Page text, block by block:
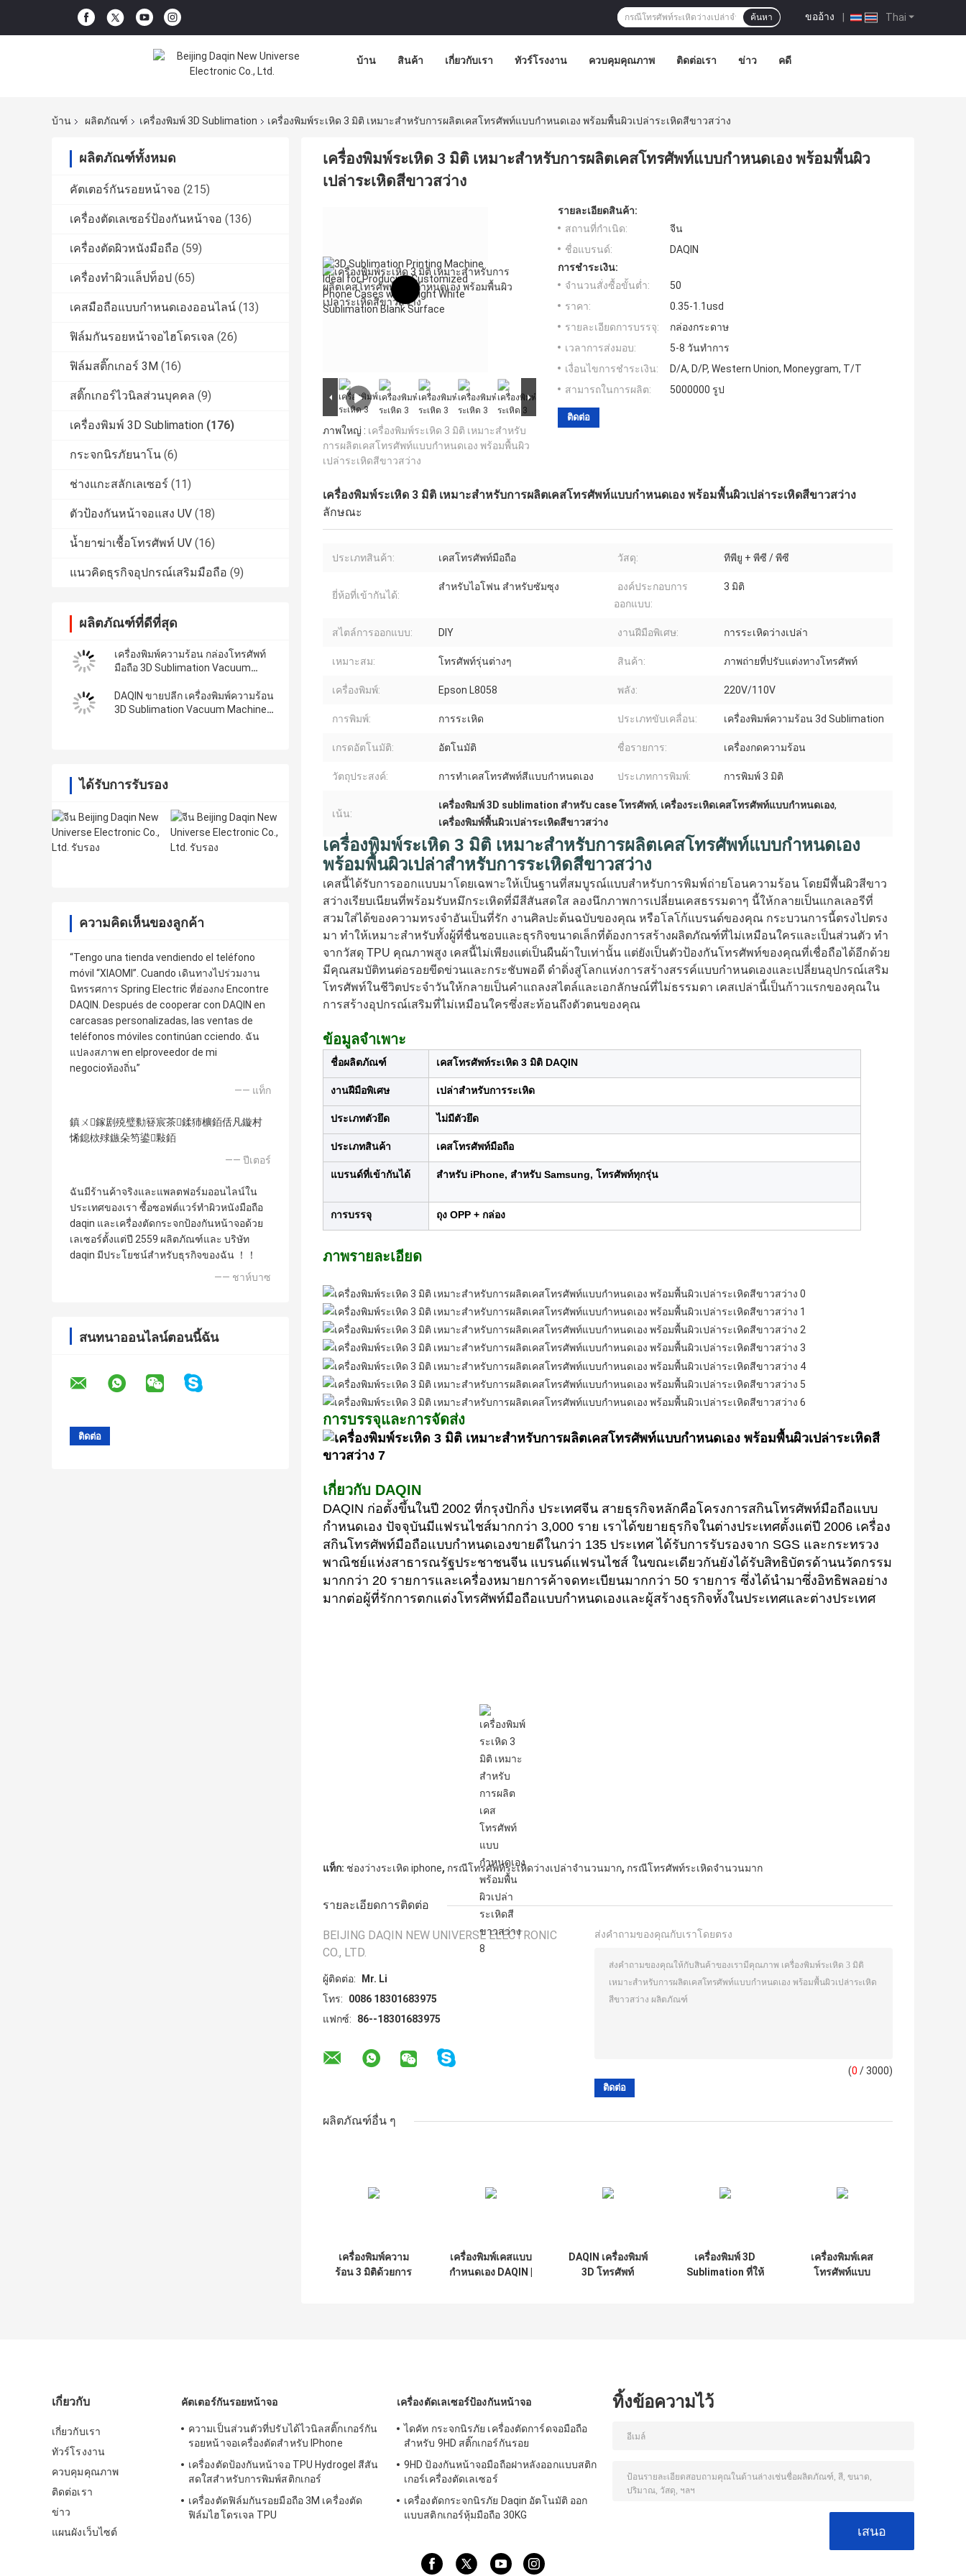
Thai
ขออ้าง |
ค้นหา
บ้าน สินค้า เกี่ยวกับเรา ทัวร์โรงงาน ควบคุมคุณภาพ ติดต่อเรา ข่าว คดี
บ้าน ผลิตภัณฑ์ เครื่องพิมพ์ 3D Sublimation เครื่องพิมพ์ระเหิด 3 มิติ เหมาะสำหรับการผลิตเคสโทรศัพท์แบบกำหนดเอง พร้อมพื้นผิวเปล่าระเหิดสีขาวสว่าง
ผลิตภัณฑ์ทั้งหมด
คัตเตอร์กันรอยหน้าจอ (215)
เครื่องตัดเลเซอร์ป้องกันหน้าจอ (136)
เครื่องตัดผิวหนังมือถือ (59)
เครื่องทำผิวแล็ปท็อป (65)
เคสมือถือแบบกำหนดเองออนไลน์ (13)
ฟิล์มกันรอยหน้าจอไฮโดรเจล (26)
ฟิล์มสติ๊กเกอร์ 3M (16)
สติ๊กเกอร์ไวนิลส่วนบุคคล (9)
เครื่องพิมพ์ 3D Sublimation (176)
กระจกนิรภัยนาโน (6)
ช่างแกะสลักเลเซอร์ (11)
ตัวป้องกันหน้าจอแสง UV (18)
น้ำยาฆ่าเชื้อโทรศัพท์ UV (16)
แนวคิดธุรกิจอุปกรณ์เสริมมือถือ (9)
ผลิตภัณฑ์ที่ดีที่สุด
เครื่องพิมพ์ความร้อน กล่องโทรศัพท์
มือถือ 3D Sublimation Vacuum
DAQIN ขายปลีก เครื่องพิมพ์ความร้อน
3D Sublimation Vacuum Machine
ได้รับการรับรอง
ความคิดเห็นของลูกค้า
“Tengo una tienda vendiendo el teléfono
móvil “XIAOMI”. Cuando เดินทางไปร่วมงาน
นิทรรศการ Spring Electric ที่ฮ่องกง Encontre
DAQIN. Después de cooperar con DAQIN en
carcasas personalizadas, las ventas de
teléfonos móviles continúan cciendo. ฉัน
แปลงสภาพ en elproveedor de mi
negocioท้องถิ่น”
—— แท็ก
鎮ㄨ鎵剧殑璧勬簮宸茶鍒犻櫎銆佸凡鏇村
悕鎴栨殏鏃朵笉鍙敤銆
—— ปีเตอร์
ฉันมีร้านค้าจริงและแพลตฟอร์มออนไลน์ใน
ประเทศของเรา ซื้อซอฟต์แวร์ทำผิวหนังมือถือ
daqin และเครื่องตัดกระจกป้องกันหน้าจอด้วย
เลเซอร์ตั้งแต่ปี 2559 ผลิตภัณฑ์และ บริษัท
daqin มีประโยชน์สำหรับธุรกิจของฉัน ！！
—— ชาห์บาซ
สนทนาออนไลน์ตอนนี้ฉัน
เครื่องพิมพ์ระเหิด 3 มิติ เหมาะสำหรับการผลิตเคสโทรศัพท์แบบกำหนดเอง พร้อมพื้นผิว
เปล่าระเหิดสีขาวสว่าง
ภาพใหญ่ : เครื่องพิมพ์ระเหิด 3 มิติ เหมาะสำหรับ
การผลิตเคสโทรศัพท์แบบกำหนดเอง พร้อมพื้นผิว
เปล่าระเหิดสีขาวสว่าง
รายละเอียดสินค้า:
สถานที่กำเนิด:
จีน
ชื่อแบรนด์:
DAQIN
การชำระเงิน:
จำนวนสั่งซื้อขั้นต่ำ:
50
ราคา:
0.35-1.1usd
รายละเอียดการบรรจุ:
กล่องกระดาษ
เวลาการส่งมอบ:
5-8 วันทำการ
เงื่อนไขการชำระเงิน:
D/A, D/P, Western Union, Moneygram, T/T
สามารถในการผลิต:
5000000 รูป
ติดต่อ
เครื่องพิมพ์ระเหิด 3 มิติ เหมาะสำหรับการผลิตเคสโทรศัพท์แบบกำหนดเอง พร้อมพื้นผิวเปล่าระเหิดสีขาวสว่าง
ลักษณะ
ประเภทสินค้า: เคสโทรศัพท์มือถือ วัสดุ: ทีพียู + พีซี / พีซี
ยี่ห้อที่เข้ากันได้:
สำหรับไอโฟน สำหรับซัมซุง
องค์ประกอบการ
ออกแบบ:
3 มิติ
สไตล์การออกแบบ: DIY งานฝีมือพิเศษ: การระเหิดว่างเปล่า
เหมาะสม: โทรศัพท์รุ่นต่างๆ สินค้า: ภาพถ่ายที่ปรับแต่งทางโทรศัพท์
เครื่องพิมพ์: Epson L8058 พลัง: 220V/110V
การพิมพ์: การระเหิด ประเภทขับเคลื่อน: เครื่องพิมพ์ความร้อน 3d Sublimation
เกรดอัตโนมัติ: อัตโนมัติ ชื่อรายการ: เครื่องกดความร้อน
วัตถุประสงค์: การทำเคสโทรศัพท์สีแบบกำหนดเอง ประเภทการพิมพ์: การพิมพ์ 3 มิติ
เน้น:
เครื่องพิมพ์ 3D sublimation สําหรับ case โทรศัพท์, เครื่องระเหิดเคสโทรศัพท์แบบกำหนดเอง,
เครื่องพิมพ์พื้นผิวเปล่าระเหิดสีขาวสว่าง
เครื่องพิมพ์ระเหิด 3 มิติ เหมาะสำหรับการผลิตเคสโทรศัพท์แบบกำหนดเอง
พร้อมพื้นผิวเปล่าสำหรับการระเหิดสีขาวสว่าง
เคสนี้ได้รับการออกแบบมาโดยเฉพาะให้เป็นฐานที่สมบูรณ์แบบสำหรับการพิมพ์ถ่ายโอนความร้อน โดยมีพื้นผิวสีขาว
สว่างเรียบเนียนที่พร้อมรับหมึกระเหิดที่มีสีสันสดใส ลองนึกภาพการเปลี่ยนเคสธรรมดาๆ นี้ให้กลายเป็นแกลเลอรีที่
สวมใส่ได้ของความทรงจำอันเป็นที่รัก งานศิลปะต้นฉบับของคุณ หรือโลโก้แบรนด์ของคุณ กระบวนการนี้ตรงไปตรง
มา ทำให้เหมาะสำหรับทั้งผู้ที่ชื่นชอบและธุรกิจขนาดเล็กที่ต้องการสร้างผลิตภัณฑ์ที่ไม่เหมือนใครและเป็นส่วนตัว ทำ
จากวัสดุ TPU คุณภาพสูง เคสนี้ไม่เพียงแต่เป็นผืนผ้าใบเท่านั้น แต่ยังเป็นตัวป้องกันโทรศัพท์ของคุณที่เชื่อถือได้อีกด้วย
มีคุณสมบัติทนต่อรอยขีดข่วนและกระชับพอดี ดำดิ่งสู่โลกแห่งการสร้างสรรค์แบบกำหนดเองและเปลี่ยนอุปกรณ์เสริม
โทรศัพท์ในชีวิตประจำวันให้กลายเป็นคำแถลงสไตล์และเอกลักษณ์ที่ไม่ธรรมดา เคสเปล่านี้เป็นก้าวแรกของคุณใน
การสร้างอุปกรณ์เสริมที่ไม่เหมือนใครซึ่งสะท้อนถึงตัวตนของคุณ
ข้อมูลจำเพาะ
ชื่อผลิตภัณฑ์ เคสโทรศัพท์ระเหิด 3 มิติ DAQIN
งานฝีมือพิเศษ เปล่าสำหรับการระเหิด
ประเภทตัวยึด ไม่มีตัวยึด
ประเภทสินค้า เคสโทรศัพท์มือถือ
แบรนด์ที่เข้ากันได้ สำหรับ iPhone, สำหรับ Samsung, โทรศัพท์ทุกรุ่น
การบรรจุ ถุง OPP + กล่อง
ภาพรายละเอียด
การบรรจุและการจัดส่ง
เกี่ยวกับ DAQIN
DAQIN ก่อตั้งขึ้นในปี 2002 ที่กรุงปักกิ่ง ประเทศจีน สายธุรกิจหลักคือโครงการสกินโทรศัพท์มือถือแบบ
กำหนดเอง ปัจจุบันมีแฟรนไชส์มากกว่า 3,000 ราย เราได้ขยายธุรกิจในต่างประเทศตั้งแต่ปี 2006 เครื่อง
สกินโทรศัพท์มือถือแบบกำหนดเองขายดีในกว่า 135 ประเทศ ได้รับการรับรองจาก SGS และกระทรวง
พาณิชย์แห่งสาธารณรัฐประชาชนจีน แบรนด์แฟรนไชส์ ในขณะเดียวกันยังได้รับสิทธิบัตรด้านนวัตกรรม
มากกว่า 20 รายการและเครื่องหมายการค้าจดทะเบียนมากกว่า 50 รายการ ซึ่งได้นำมาซึ่งอิทธิพลอย่าง
มากต่อผู้ที่รักการตกแต่งโทรศัพท์มือถือแบบกำหนดเองและผู้สร้างธุรกิจทั้งในประเทศและต่างประเทศ
แท็ก: ช่องว่างระเหิด iphone, กรณีโทรศัพท์ระเหิดว่างเปล่าจำนวนมาก, กรณีโทรศัพท์ระเหิดจำนวนมาก
รายละเอียดการติดต่อ
BEIJING DAQIN NEW UNIVERSE ELECTRONIC
CO., LTD.
ผู้ติดต่อ:
Mr. Li
โทร:
0086 18301683975
แฟกซ์:
86--18301683975
ส่งคำถามของคุณกับเราโดยตรง
(0 / 3000)
ผลิตภัณฑ์อื่น ๆ
เครื่องพิมพ์ความ
ร้อน 3 มิติด้วยการ
เครื่องพิมพ์เคสแบบ
กำหนดเอง DAQIN |
DAQIN เครื่องพิมพ์
3D โทรศัพท์
เครื่องพิมพ์ 3D
Sublimation ที่ให้
เครื่องพิมพ์เคส
โทรศัพท์แบบ
เกี่ยวกับ
เกี่ยวกับเรา
ทัวร์โรงงาน
ควบคุมคุณภาพ
ติดต่อเรา
ข่าว
แผนผังเว็บไซต์
คัตเตอร์กันรอยหน้าจอ
ความเป็นส่วนตัวที่ปรับได้ไวนิลสติ๊กเกอร์กัน
รอยหน้าจอเครื่องตัดสำหรับ IPhone
เครื่องตัดป้องกันหน้าจอ TPU Hydrogel สีสัน
สดใสสำหรับการพิมพ์สติกเกอร์
เครื่องตัดฟิล์มกันรอยมือถือ 3M เครื่องตัด
ฟิล์มไฮโดรเจล TPU
เครื่องตัดเลเซอร์ป้องกันหน้าจอ
ไดคัท กระจกนิรภัย เครื่องตัดการ์ดจอมือถือ
สำหรับ 9HD สติ๊กเกอร์กันรอย
9HD ป้องกันหน้าจอมือถือฝาหลังออกแบบสติก
เกอร์เครื่องตัดเลเซอร์
เครื่องตัดกระจกนิรภัย Daqin อัตโนมัติ ออก
แบบสติกเกอร์หุ้มมือถือ 30KG
ทิ้งข้อความไว้